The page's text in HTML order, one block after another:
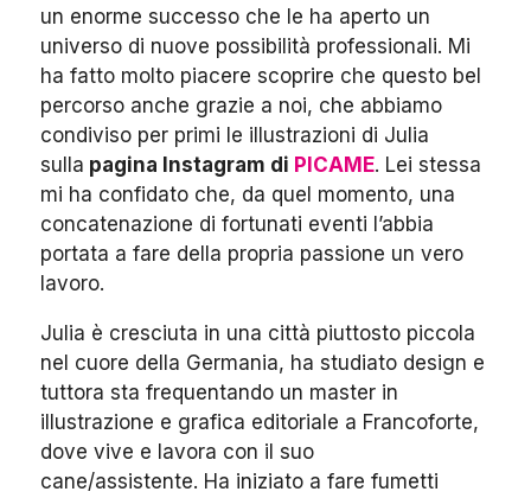
un enorme successo che le ha aperto un
universo di nuove possibilità professionali. Mi
ha fatto molto piacere scoprire che questo bel
percorso anche grazie a noi, che abbiamo
condiviso per primi le illustrazioni di Julia
sulla pagina Instagram di PICAME. Lei stessa
mi ha confidato che, da quel momento, una
concatenazione di fortunati eventi l’abbia
portata a fare della propria passione un vero
lavoro.
Julia è cresciuta in una città piuttosto piccola
nel cuore della Germania, ha studiato design e
tuttora sta frequentando un master in
illustrazione e grafica editoriale a Francoforte,
dove vive e lavora con il suo
cane/assistente. Ha iniziato a fare fumetti